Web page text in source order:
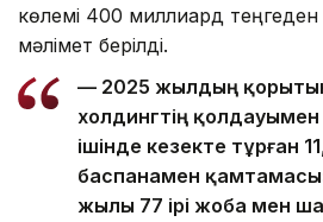
көлемі 400 миллиард
мәлімет берілді.
— 2025 жылдың
холдингтің
ішінде кезекте тұрған
баспанамен
жылы 77 ірі жоба мен